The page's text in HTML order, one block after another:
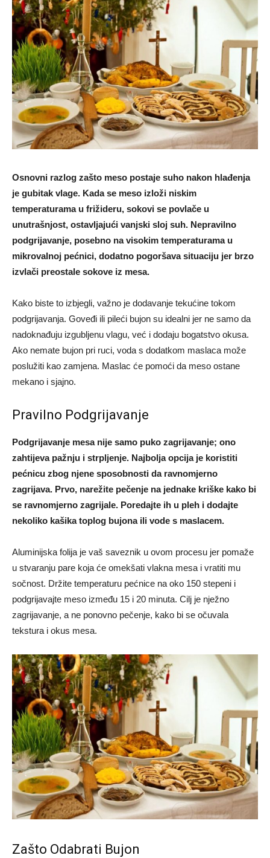
Osnovni razlog zašto meso postaje suho nakon hlađenja
je gubitak vlage. Kada se meso izloži niskim
temperaturama u frižideru, sokovi se povlače u
unutrašnjost, ostavljajući vanjski sloj suh. Nepravilno
podgrijavanje, posebno na visokim temperaturama u
mikrovalnoj pećnici, dodatno pogoršava situaciju jer brzo
izvlači preostale sokove iz mesa.
Kako biste to izbjegli, važno je dodavanje tekućine tokom
podgrijavanja. Goveđi ili pileći bujon su idealni jer ne samo da
nadoknađuju izgubljenu vlagu, već i dodaju bogatstvo okusa.
Ako nemate bujon pri ruci, voda s dodatkom maslaca može
poslužiti kao zamjena. Maslac će pomoći da meso ostane
mekano i sjajno.
Pravilno Podgrijavanje
Podgrijavanje mesa nije samo puko zagrijavanje; ono
zahtijeva pažnju i strpljenje. Najbolja opcija je koristiti
pećnicu zbog njene sposobnosti da ravnomjerno
zagrijava. Prvo, narežite pečenje na jednake kriške kako bi
se ravnomjerno zagrijale. Poredajte ih u pleh i dodajte
nekoliko kašika toplog bujona ili vode s maslacem.
Aluminijska folija je vaš saveznik u ovom procesu jer pomaže
u stvaranju pare koja će omekšati vlakna mesa i vratiti mu
sočnost. Držite temperaturu pećnice na oko 150 stepeni i
podgrijavajte meso između 15 i 20 minuta. Cilj je nježno
zagrijavanje, a ne ponovno pečenje, kako bi se očuvala
tekstura i okus mesa.
Zašto Odabrati Bujon